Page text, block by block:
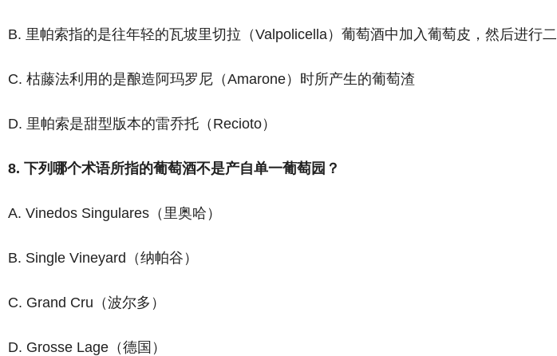
B. 里帕索指的是往年轻的瓦坡里切拉（Valpolicella）葡萄酒中加入葡萄皮，然后进行
C. 枯藤法利用的是酿造阿玛罗尼（Amarone）时所产生的葡萄渣
D. 里帕索是甜型版本的雷乔托（Recioto）
8. 下列哪个术语所指的葡萄酒不是产自单一葡萄园？
A. Vinedos Singulares（里奥哈）
B. Single Vineyard（纳帕谷）
C. Grand Cru（波尔多）
D. Grosse Lage（德国）